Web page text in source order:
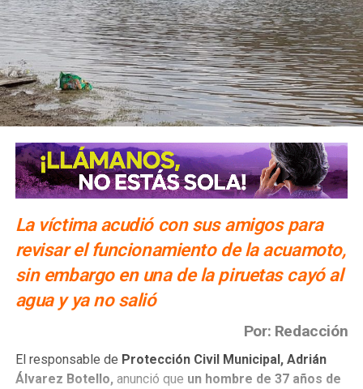
La víctima acudió con sus amigos para
revisar el funcionamiento de la acuamoto,
sin embargo en una de la piruetas cayó al
agua y ya no salió
Por: Redacción
El responsable de Protección Civil Municipal, Adrián
Álvarez Botello,anunció que un hombre de 37 años de